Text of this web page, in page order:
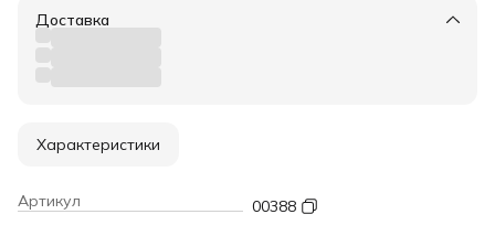
Доставка
Характеристики
Артикул
00388